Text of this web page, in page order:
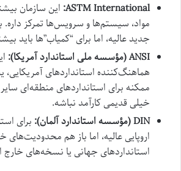
ASTM International: این سازمان
مواد، سیستم‌ها و سرویس‌ها تمرکز
جدید عالیه، اما برای “کمیاب”‌ها باید
ANSI (مؤسسه ملی استاندارد آمریکا):
هماهنگ‌کننده استانداردهای آمریکایی،
ممکنه برای استانداردهای منطقه‌ای
خیلی قدیمی کارآمد نباشه.
DIN (مؤسسه استاندارد آلمان):
برای
اروپایی عالیه، اما باز هم
استانداردهای جهانی یا نسخه‌های خارج